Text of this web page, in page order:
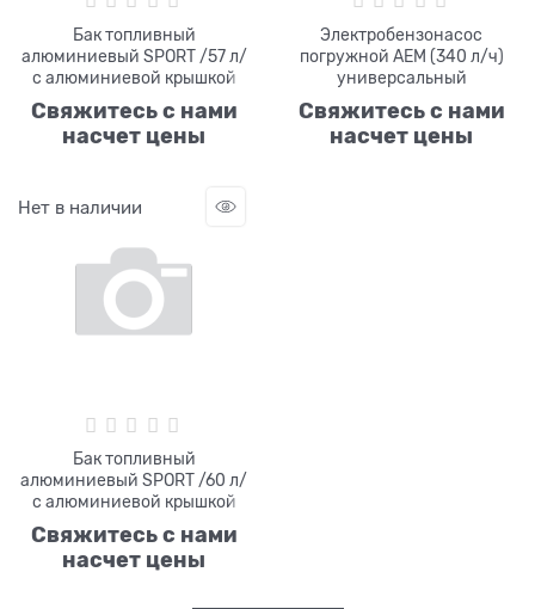
Бак топливный
алюминиевый SPORT /57 л/
с алюминиевой крышкой
Свяжитесь с нами
насчет цены
Электробензонасос
погружной AEM (340 л/ч)
универсальный
Свяжитесь с нами
насчет цены
Нет в наличии
Бак топливный
алюминиевый SPORT /60 л/
с алюминиевой крышкой
Свяжитесь с нами
насчет цены